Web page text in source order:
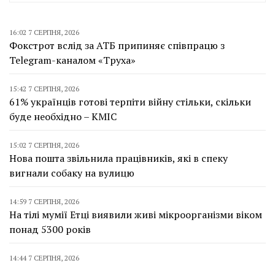
16:02 7 СЕРПНЯ, 2026
Фокстрот вслід за АТБ припиняє співпрацю з
Telegram-каналом «Труха»
15:42 7 СЕРПНЯ, 2026
61% українців готові терпіти війну стільки, скільки
буде необхідно – КМІС
15:02 7 СЕРПНЯ, 2026
Нова пошта звільнила працівників, які в спеку
вигнали собаку на вулицю
14:59 7 СЕРПНЯ, 2026
На тілі мумії Етці виявили живі мікроорганізми віком
понад 5300 років
14:44 7 СЕРПНЯ, 2026